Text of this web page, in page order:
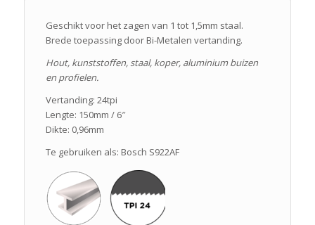
Geschikt voor het zagen van 1 tot 1,5mm staal.
Brede toepassing door Bi-Metalen vertanding.
Hout, kunststoffen, staal, koper, aluminium buizen
en profielen.
Vertanding: 24tpi
Lengte: 150mm / 6″
Dikte: 0,96mm
Te gebruiken als: Bosch S922AF